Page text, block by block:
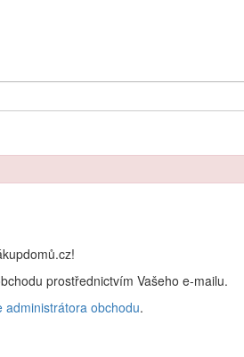
prostřednictvím Vašeho e-mailu.
administrátora obchodu.